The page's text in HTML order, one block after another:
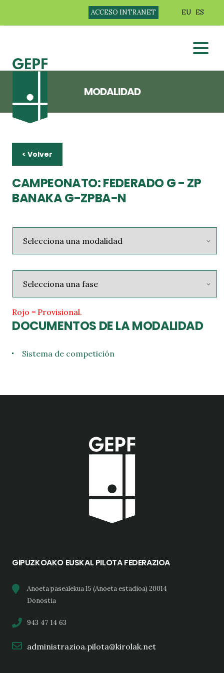
ACCESO INTRANET EU ES
MODALIDAD
< Volver
CAMPEONATO: FEDERADO G - ZP
BANAKA G-ZPBA-N
Rojo = Provisional.
DOCUMENTOS DE LA MODALIDAD
Sistema de competición
GIPUZKOAKO EUSKAL PILOTA FEDERAZIOA
Anoeta pasealekua 15 (Anoeta estadioa) 20014
Donostia
943 47 14 63
administrazioa.pilota@kirolak.net